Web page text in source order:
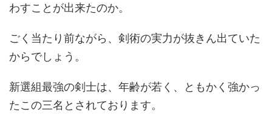
わすことが出来たのか。
ごく当たり前ながら、剣術の実力が抜きん出ていた
からでしょう。
新選組最強の剣士は、年齢が若く、ともかく強かっ
たこの三名とされております。